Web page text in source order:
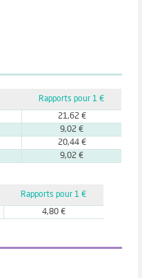
Rapports pour 1 €
21,62 €
9,02 €
20,44 €
9,02 €
Rapports pour 1 €
4,80 €